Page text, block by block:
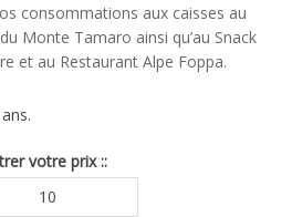
consommations aux caisses au
Monte Tamaro ainsi qu’au Snack
et au Restaurant Alpe Foppa.
votre prix ::